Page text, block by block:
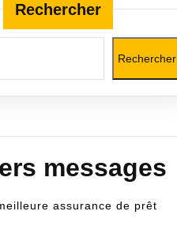
Rechercher
Rechercher
messages
assurance de prêt